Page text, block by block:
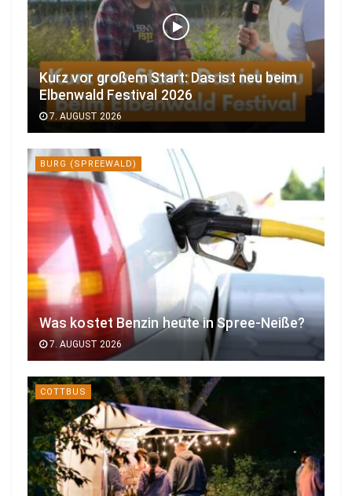
Kurz vor großem Start: Das ist neu beim
Elbenwald Festival 2026
7. AUGUST 2026
BURG (SPREEWALD)
Was kostet Benzin heute in Spree-Neiße?
7. AUGUST 2026
COTTBUS